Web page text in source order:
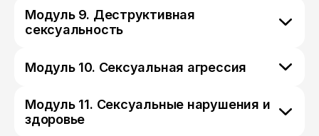
Модуль 9. Деструктивная
сексуальность
Модуль 10. Сексуальная агрессия
Модуль 11. Сексуальные нарушения и
здоровье